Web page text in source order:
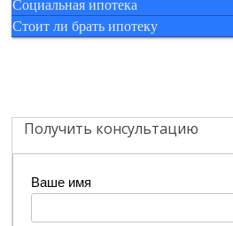
Социальная ипотека
Стоит ли брать ипотеку
Получить консультацию
Ваше имя